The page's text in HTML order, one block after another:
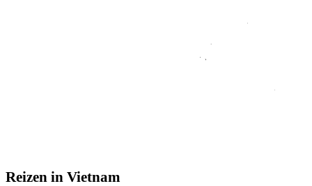
Reizen in Vietnam